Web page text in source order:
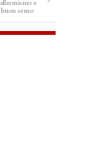
allarmismo e
buon senso